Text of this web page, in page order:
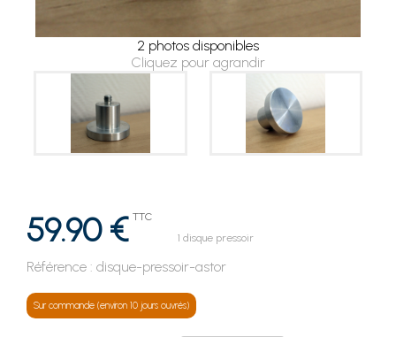
2 photos disponibles
Cliquez pour agrandir
59.90 € TTC
1 disque pressoir
Référence : disque-pressoir-astor
Sur commande (environ 10 jours ouvrés)